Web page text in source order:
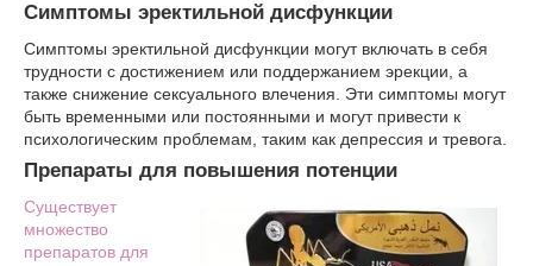
Симптомы эректильной дисфункции
Симптомы эректильной дисфункции могут включать в себя
трудности с достижением или поддержанием эрекции, а
также снижение сексуального влечения. Эти симптомы могут
быть временными или постоянными и могут привести к
психологическим проблемам, таким как депрессия и тревога.
Препараты для повышения потенции
Существует
множество
препаратов для